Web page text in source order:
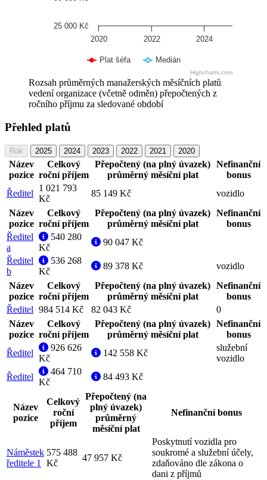
Plat šéfa Medián
2020 2022 2024
25 000 Kč
Highcharts.com
Rozsah průměrných manažerských měsíčních platů
vedení organizace (včetně odměn) přepočtených z
ročního příjmu za sledované období
Přehled platů
Rok 2025 2024 2023 2022 2021 2020
Název
pozice
Celkový
roční příjem
Přepočtený (na plný úvazek)
průměrný měsíční plat
Nefinanční
bonus
Ředitel
1 021 793
Kč
85 149 Kč
vozidlo
Název
pozice
Celkový
roční příjem
Přepočtený (na plný úvazek)
průměrný měsíční plat
Nefinanční
bonus
Ředitel
a
540 280
Kč
90 047 Kč
Ředitel
b
536 268
Kč
89 378 Kč
vozidlo
Název
pozice
Celkový
roční příjem
Přepočtený (na plný úvazek)
průměrný měsíční plat
Nefinanční
bonus
Ředitel 984 514 Kč 82 043 Kč
0
Název
pozice
Celkový
roční příjem
Přepočtený (na plný úvazek)
průměrný měsíční plat
Nefinanční
bonus
Ředitel
926 626
Kč
142 558 Kč
služební
vozidlo
Ředitel
464 710
Kč
84 493 Kč
Název
pozice
Celkový
roční
příjem
Přepočtený (na
plný úvazek)
průměrný
měsíční plat
Nefinanční bonus
Náměstek
ředitele 1
575 488
Kč
47 957 Kč
Poskytnutí vozidla pro
soukromé a služební účely,
zdaňováno dle zákona o
dani z příjmů